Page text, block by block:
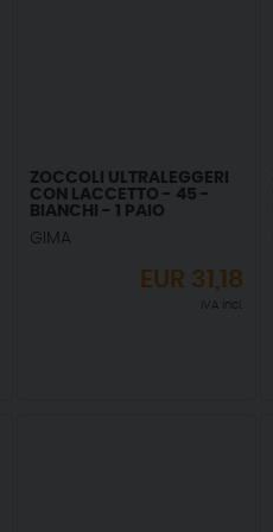
ZOCCOLI ULTRALEGGERI
CON LACCETTO - 45 -
BIANCHI - 1 PAIO
GIMA
EUR 31,18
IVA incl.